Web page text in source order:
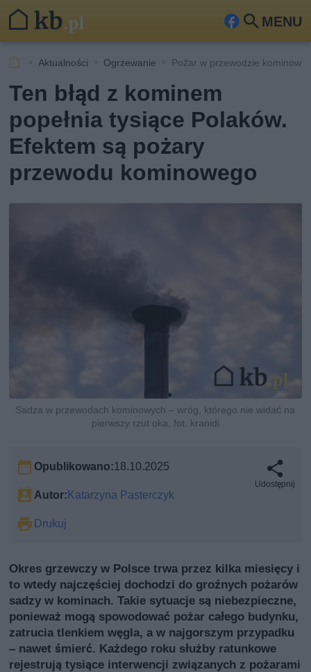
MENU
Fa
ook
Szu
kaj
Aktualności Ogrzewanie Pożar w przewodzie
Ten błąd z kominem
popełnia tysiące Polaków.
Efektem są pożary
przewodu kominowego
Sadza w przewodach kominowych – wróg, którego nie widać na
pierwszy rzut oka, fot. kranidi
Opublikowano:18.10.2025
Autor:Katarzyna Pasterczyk
Drukuj
Udostępnij
Okres grzewczy w Polsce trwa przez kilka miesięcy i
to wtedy najczęściej dochodzi do groźnych pożarów
sadzy w kominach. Takie sytuacje są niebezpieczne,
ponieważ mogą spowodować pożar całego budynku,
zatrucia tlenkiem węgla, a w najgorszym przypadku
– nawet śmierć. Każdego roku służby ratunkowe
rejestrują tysiące interwencji związanych z pożarami